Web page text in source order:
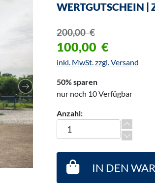
WERTGUTSCHEIN |
200,00€
100,00 €
inkl. MwSt. zzgl. Versand
50% sparen
nur noch 10 Verfügbar
Anzahl:
Wertgutschein | Zweirad-
IN DEN